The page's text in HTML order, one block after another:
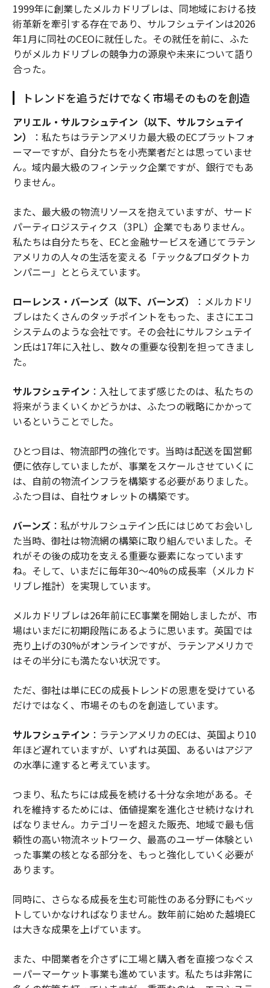
1999年に創業したメルカドリブレは、同地域における技
術革新を牽引する存在であり、サルフシュテインは2026
年1月に同社のCEOに就任した。その就任を前に、ふた
りがメルカドリブレの競争力の源泉や未来について語り
合った。
トレンドを追うだけでなく市場そのものを創造
アリエル・サルフシュテイン（以下、サルフシュテイ
ン）
：私たちはラテンアメリカ最大級のECプラットフォ
ーマーですが、自分たちを小売業者だとは思っていませ
ん。域内最大級のフィンテック企業ですが、銀行でもあ
りません。
また、最大級の物流リソースを抱えていますが、サード
パーティロジスティクス（3PL）企業でもありません。
私たちは自分たちを、ECと金融サービスを通じてラテン
アメリカの人々の生活を変える「テック&プロダクトカ
ンパニー」ととらえています。
ローレンス・バーンズ（以下、バーンズ）
：メルカドリ
ブレはたくさんのタッチポイントをもった、まさにエコ
システムのような会社です。その会社にサルフシュテイ
ン氏は17年に入社し、数々の重要な役割を担ってきまし
た。
サルフシュテイン ：入社してまず感じたのは、私たちの
将来がうまくいくかどうかは、ふたつの戦略にかかって
いるということでした。
ひとつ目は、物流部門の強化です。当時は配送を国営郵
便に依存していましたが、事業をスケールさせていくに
は、自前の物流インフラを構築する必要がありました。
ふたつ目は、自社ウォレットの構築です。
バーンズ：私がサルフシュテイン氏にはじめてお会いし
た当時、御社は物流網の構築に取り組んでいました。そ
れがその後の成功を支える重要な要素になっています
ね。そして、いまだに毎年30〜40%の成長率（メルカド
リブレ推計）を実現しています。
メルカドリブレは26年前にEC事業を開始しましたが、市
場はいまだに初期段階にあるように思います。英国では
売り上げの30%がオンラインですが、ラテンアメリカで
はその半分にも満たない状況です。
ただ、御社は単にECの成長トレンドの恩恵を受けている
だけではなく、市場そのものを創造しています。
サルフシュテイン ：ラテンアメリカのECは、英国より10
年ほど遅れていますが、いずれは英国、あるいはアジア
の水準に達すると考えています。
つまり、私たちには成長を続ける十分な余地がある。そ
れを維持するためには、価値提案を進化させ続けなけれ
ばなりません。カテゴリーを超えた販売、地域で最も信
頼性の高い物流ネットワーク、最高のユーザー体験とい
った事業の核となる部分を、もっと強化していく必要が
あります。
同時に、さらなる成長を生む可能性のある分野にもベッ
トしていかなければなりません。数年前に始めた越境EC
は大きな成果を上げています。
また、中間業者を介さずに工場と購入者を直接つなぐス
ーパーマーケット事業も進めています。私たちは非常に